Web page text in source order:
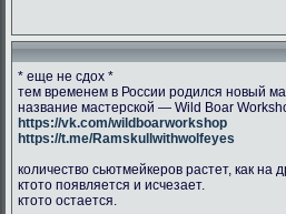
* еще не сдох *
тем временем в России родился новый
название мастерской — Wild Boar
https://vk.com/wildboarworkshop
https://t.me/Ramskullwithwolfeyes
количество сьютмейкеров растет, как на
ктото появляется и исчезает.
ктото остается.